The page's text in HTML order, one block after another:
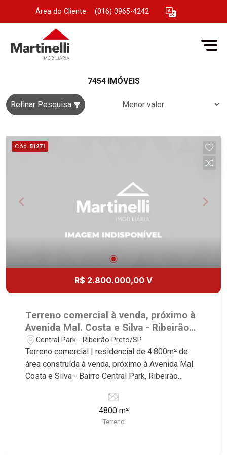
Área do Cliente (016) 3965-4242
7454 IMÓVEIS
Refinar Pesquisa
Cód. 51271
R$ 2.800.000,00 V
Terreno comercial à venda, próximo à
Avenida Mal. Costa e Silva - Ribeirão
Preto/SP.
Central Park - Ribeirão Preto/SP
Terreno comercial | residencial de 4.800m² de
área construída à venda, próximo à Avenida Mal.
Costa e Silva - Bairro Central Park, Ribeirão
imóvel que a Martinelli Imobiliária selecionou
aprovado de 96 apartamentos de uma vaga com
4800 m²
Terreno